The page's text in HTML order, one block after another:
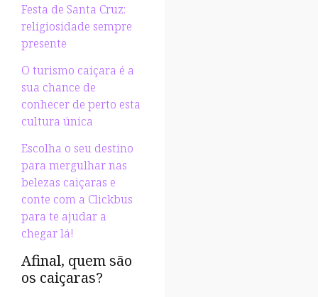
Festa de Santa Cruz:
religiosidade sempre
presente
O turismo caiçara é a
sua chance de
conhecer de perto esta
cultura única
Escolha o seu destino
para mergulhar nas
belezas caiçaras e
conte com a Clickbus
para te ajudar a
chegar lá!
Afinal, quem são
os caiçaras?